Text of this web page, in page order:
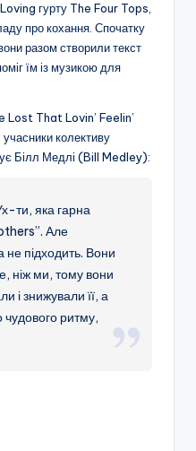
гурту The Four Tops,
про кохання. Спочатку
разом створили текст
їм із музикою для
Lost That Lovin’ Feelin’
колективу
Білл Медлі (Bill Medley):
ти, яка гарна
Але
підходить. Вони
ніж ми, тому вони
і знижували її, а
чудового ритму,